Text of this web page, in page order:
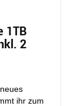
1TB
2
ihr zum